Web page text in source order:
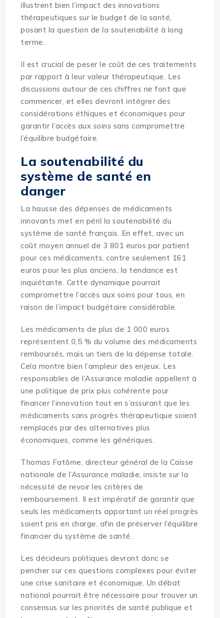
illustrent bien l’impact des innovations
thérapeutiques sur le budget de la santé,
posant la question de la soutenabilité à long
terme.
Il est crucial de peser le coût de ces traitements
par rapport à leur valeur thérapeutique. Les
discussions autour de ces chiffres ne font que
commencer, et elles devront intégrer des
considérations éthiques et économiques pour
garantir l’accès aux soins sans compromettre
l’équilibre budgétaire.
La soutenabilité du
système de santé en
danger
La hausse des dépenses de médicaments
innovants met en péril la soutenabilité du
système de santé français. En effet, avec un
coût moyen annuel de 3 801 euros par patient
pour ces médicaments, contre seulement 161
euros pour les plus anciens, la tendance est
inquiétante. Cette dynamique pourrait
compromettre l’accès aux soins pour tous, en
raison de l’impact budgétaire considérable.
Les médicaments de plus de 1 000 euros
représentent 0,5 % du volume des médicaments
remboursés, mais un tiers de la dépense totale.
Cela montre bien l’ampleur des enjeux. Les
responsables de l’Assurance maladie appellent à
une politique de prix plus cohérente pour
financer l’innovation tout en s’assurant que les
médicaments sans progrès thérapeutique soient
remplacés par des alternatives plus
économiques, comme les génériques.
Thomas Fatôme, directeur général de la Caisse
nationale de l’Assurance maladie, insiste sur la
nécessité de revoir les critères de
remboursement. Il est impératif de garantir que
seuls les médicaments apportant un réel progrès
soient pris en charge, afin de préserver l’équilibre
financier du système de santé.
Les décideurs politiques devront donc se
pencher sur ces questions complexes pour éviter
une crise sanitaire et économique. Un débat
national pourrait être nécessaire pour trouver un
consensus sur les priorités de santé publique et